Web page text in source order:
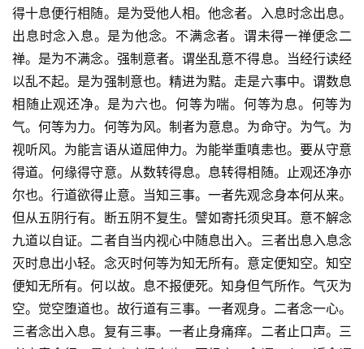
得十息便行相随。是为受他人相。他念者。入息时念出息。
出息时念入息。是为他念。不满念者。谓未得一禅便念二
禅。是为不满念。强制意者。谓坐乱意不得息。当经行读经
以乱不起。是为强制意也。精进为黠。走是六事中。谓数息
相随止观还净。是为六也。何等为喘。何等为息。何等为
气。何等为力。何等为风。制者为意息。为命守。为气。为
视听风。为能言语从道屈伸力。为能举重嗔恚也。要从守意
得道。何缘得守意。从数转得息。息转得相随。止观还净亦
尔也。行道欲得止意。当知三事。一者先观念身本何从来。
但从五阴行有。断五阴不复生。譬如寄托须臾耳。意不解念
九道以自证。二者自当内视心中随息出入。三者出息入息念
灭时息出小轻。念灭时何等为知无所有。意定便知空。知空
便知无所有。何以故。息不报便死。知身但气所作。气灭为
空。觉空堕道也。故行道有三事。一者观身。二者念一心。
三者念出入息。复有三事。一者止身痛痒。二者止口声。三